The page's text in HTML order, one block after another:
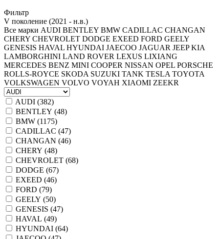
Фильтр
V поколение (2021 - н.в.)
Все марки AUDI BENTLEY BMW CADILLAC CHANGAN
CHERY CHEVROLET DODGE EXEED FORD GEELY
GENESIS HAVAL HYUNDAI JAECOO JAGUAR JEEP KIA
LAMBORGHINI LAND ROVER LEXUS LIXIANG
MERCEDES BENZ MINI COOPER NISSAN OPEL PORSCHE
ROLLS-ROYCE SKODA SUZUKI TANK TESLA TOYOTA
VOLKSWAGEN VOLVO VOYAH XIAOMI ZEEKR
AUDI (382)
BENTLEY (48)
BMW (1175)
CADILLAC (47)
CHANGAN (46)
CHERY (48)
CHEVROLET (68)
DODGE (67)
EXEED (46)
FORD (79)
GEELY (50)
GENESIS (47)
HAVAL (49)
HYUNDAI (64)